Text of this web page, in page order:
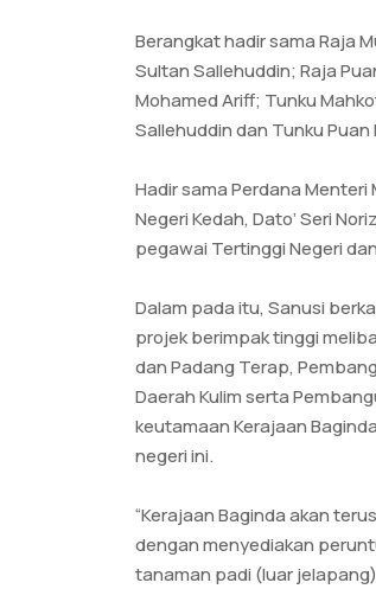
Berangkat hadir sama Raja
Sultan Sallehuddin; Raja
Mohamed Ariff; Tunku
Sallehuddin dan Tunku Puan
Hadir sama Perdana Menteri
Negeri Kedah, Dato’ Seri
pegawai Tertinggi Negeri
Dalam pada itu, Sanusi
projek berimpak tinggi
dan Padang Terap,
Daerah Kulim serta
keutamaan Kerajaan
negeri ini.
“Kerajaan Baginda akan
dengan menyediakan
tanaman padi (luar